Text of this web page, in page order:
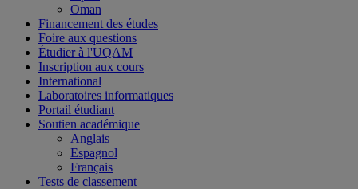
Oman
Financement des études
Foire aux questions
Étudier à l'UQAM
Inscription aux cours
International
Laboratoires informatiques
Portail étudiant
Soutien académique
Anglais
Espagnol
Français
Tests de classement